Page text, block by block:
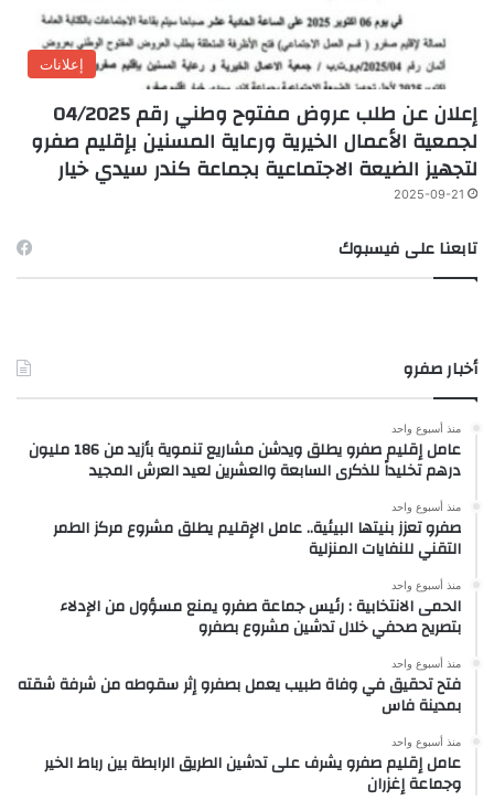
إعلانات
إعلان عن طلب عروض مفتوح وطني رقم 04/2025
لجمعية الأعمال الخيرية ورعاية المسنين بإقليم صفرو
لتجهيز الضيعة الاجتماعية بجماعة كندر سيدي خيار
2025-09-21
تابعنا على فيسبوك
أخبار صفرو
منذ أسبوع واحد
عامل إقليم صفرو يطلق ويدشن مشاريع تنموية بأزيد من 186 مليون
درهم تخليداً للذكرى السابعة والعشرين لعيد العرش المجيد
منذ أسبوع واحد
صفرو تعزز بنيتها البيئية.. عامل الإقليم يطلق مشروع مركز الطمر
التقني للنفايات المنزلية
منذ أسبوع واحد
الحمى الانتخابية : رئيس جماعة صفرو يمنع مسؤول من الإدلاء
بتصريح صحفي خلال تدشين مشروع بصفرو
منذ أسبوع واحد
فتح تحقيق في وفاة طبيب يعمل بصفرو إثر سقوطه من شرفة شقته
بمدينة فاس
منذ أسبوع واحد
عامل إقليم صفرو يشرف على تدشين الطريق الرابطة بين رباط الخير
وجماعة إغزران